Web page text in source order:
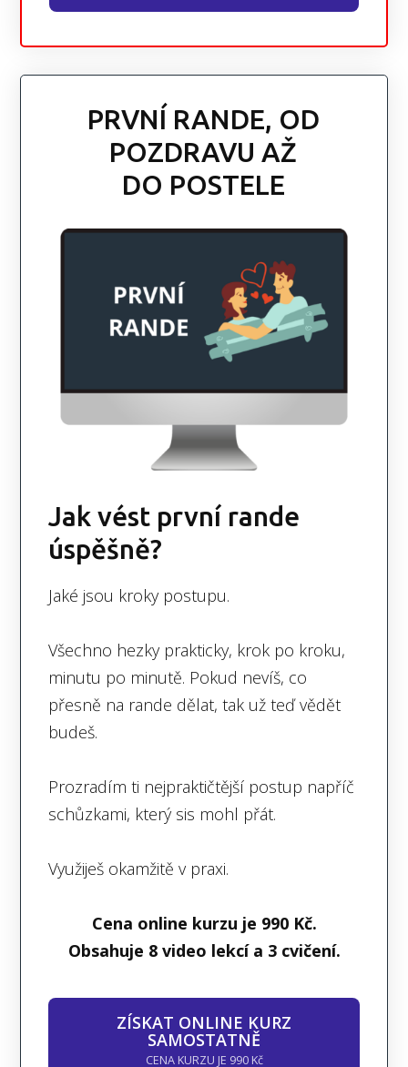
PRVNÍ RANDE, OD
POZDRAVU AŽ
DO POSTELE
Jak vést první rande
úspěšně?
Jaké jsou kroky postupu.
Všechno hezky prakticky, krok po kroku,
minutu po minutě. Pokud nevíš, co
přesně na rande dělat, tak už teď vědět
budeš.
Prozradím ti nejpraktičtější postup napříč
schůzkami, který sis mohl přát.
Využiješ okamžitě v praxi.
Cena online kurzu je 990 Kč.
Obsahuje 8 video lekcí a 3 cvičení.
ZÍSKAT ONLINE KURZ
SAMOSTATNĚ
CENA KURZU JE 990 Kč